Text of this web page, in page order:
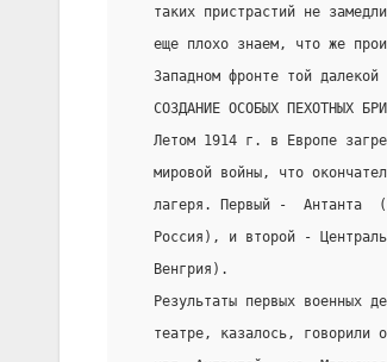
таких пристрастий не
еще плохо знаем, что же
Западном фронте той далекой
СОЗДАНИЕ ОСОБЫХ ПЕХОТНЫХ
Летом 1914 г. в Европе
мировой войны, что
лагеря. Первый -  Антанта
Россия), и второй -
   Венгрия).
Результаты первых военных
театре, казалось, говорили